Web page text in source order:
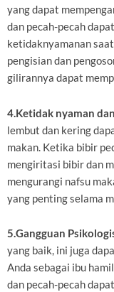
yang dapat
dan pecah-pecah
ketidaknyamanan
pengisian dan
gilirannya dapat
4.Ketidak nyaman
lembut dan kering
makan. Ketika bibir
mengiritasi bibir dan
mengurangi nafsu
yang penting selama
5.Gangguan
yang baik, ini juga
Anda sebagai ibu
dan pecah-pecah